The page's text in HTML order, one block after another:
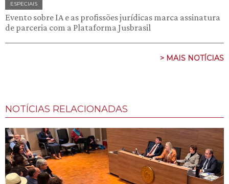
ESPECIAIS
Evento sobre IA e as profissões jurídicas marca assinatura
de parceria com a Plataforma Jusbrasil
> MAIS NOTÍCIAS
NOTÍCIAS RELACIONADAS